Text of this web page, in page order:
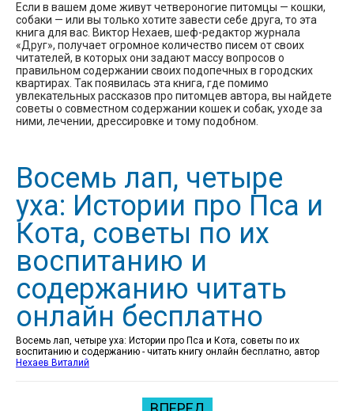
Если в вашем доме живут четвероногие питомцы — кошки,
собаки — или вы только хотите завести себе друга, то эта
книга для вас. Виктор Нехаев, шеф-редактор журнала
«Друг», получает огромное количество писем от своих
читателей, в которых они задают массу вопросов о
правильном содержании своих подопечных в городских
квартирах. Так появилась эта книга, где помимо
увлекательных рассказов про питомцев автора, вы найдете
советы о совместном содержании кошек и собак, уходе за
ними, лечении, дрессировке и тому подобном.
Восемь лап, четыре
уха: Истории про Пса и
Кота, советы по их
воспитанию и
содержанию читать
онлайн бесплатно
Восемь лап, четыре уха: Истории про Пса и Кота, советы по их
воспитанию и содержанию - читать книгу онлайн бесплатно, автор
Нехаев Виталий